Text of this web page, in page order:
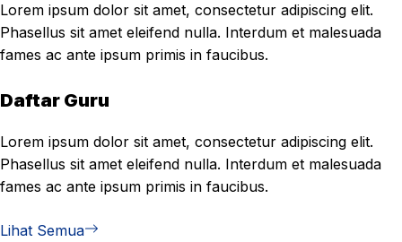
Lorem ipsum dolor sit amet, consectetur adipiscing elit.
Phasellus sit amet eleifend nulla. Interdum et malesuada
fames ac ante ipsum primis in faucibus.
Daftar Guru
Lorem ipsum dolor sit amet, consectetur adipiscing elit.
Phasellus sit amet eleifend nulla. Interdum et malesuada
fames ac ante ipsum primis in faucibus.
Lihat Semua